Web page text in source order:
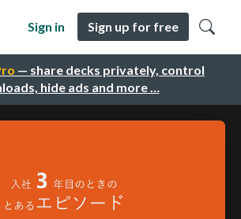
— share decks privately, control
hide ads and more …
Sign in Sign up for free